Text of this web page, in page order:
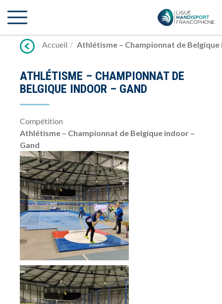
vers
Accueil
Athlétisme – Championnat de Belgique
ATHLÉTISME – CHAMPIONNAT DE
BELGIQUE INDOOR – GAND
Compétition
Athlétisme – Championnat de Belgique indoor –
Gand